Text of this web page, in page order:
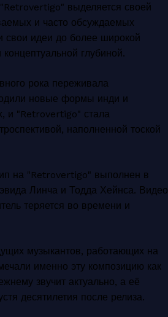
выделяется своей
и часто обсуждаемых
свои идеи до более широкой
глубиной.
рока переживала
новые формы инди и
и "Retrovertigo" стала
наполненной тоской
на "Retrovertigo" выполнен в
Линча и Тодда Хейнса. Видео
теряется во времени и
музыкантов, работающих на
именно эту композицию как
звучит актуально, а её
десятилетия после релиза.